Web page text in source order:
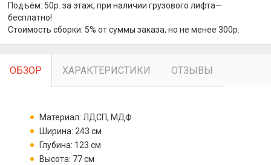
Подъём: 50р. за этаж, при наличии грузового лифта—
бесплатно!
Стоимость сборки: 5% от суммы заказа, но не менее 300р.
ОБЗОР ХАРАКТЕРИСТИКИ ОТЗЫВЫ
Материал: ЛДСП, МДФ
Ширина: 243 см
Глубина: 123 см
Высота: 77 см